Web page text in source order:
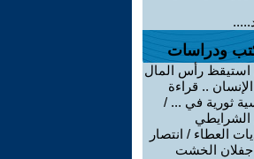
ودراسات
رأس المال
.. قراءة
ثورية في ... /
العطاء / انتصار
الخشت